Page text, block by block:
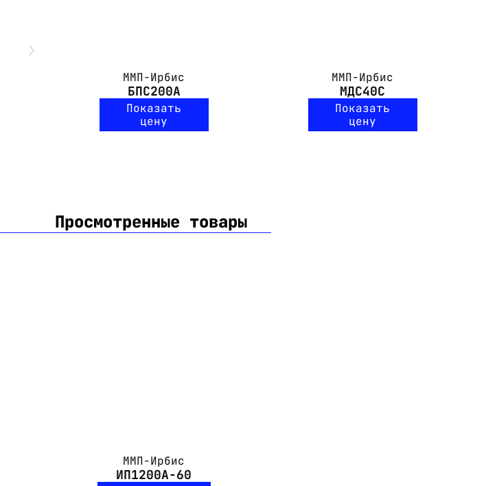
ММП-Ирбис
БПС200А
Показать
цену
ММП-Ирбис
МДС40С
Показать
цену
Просмотренные товары
ММП-Ирбис
ИП1200А-60